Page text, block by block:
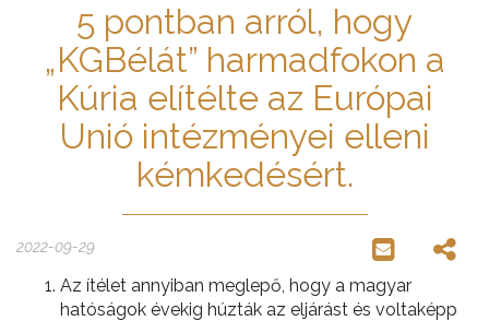
5 pontban arról, hogy
„KGBélát” harmadfokon a
Kúria elítélte az Európai
Unió intézményei elleni
kémkedésért.
2022-09-29
Az ítélet annyiban meglepő, hogy a magyar
hatóságok évekig húzták az eljárást és voltaképp